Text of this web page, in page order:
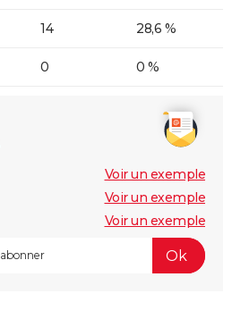
14 28,6 %
0 0 %
Voir un exemple
Voir un exemple
Voir un exemple